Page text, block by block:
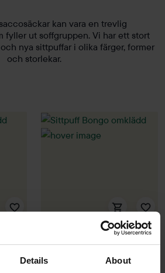
Details About
kan vara en trevlig
fyller ut soffgruppen. Vi har ett stort
nya sittpuffar i olika färger, former
och storlekar.
Johanson Design